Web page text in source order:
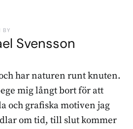
BY
Svensson
har naturen runt knuten.
mig långt bort för att
och grafiska motiven jag
om tid, till slut kommer